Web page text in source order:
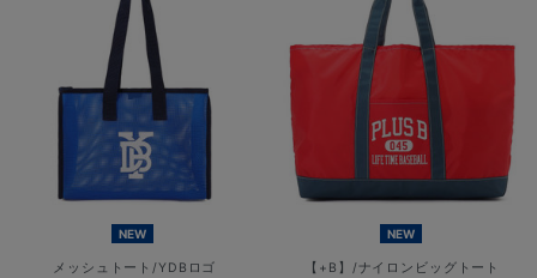
NEW
メッシュトート/YDBロゴ
NEW
【+B】/ナイロンビッグトート